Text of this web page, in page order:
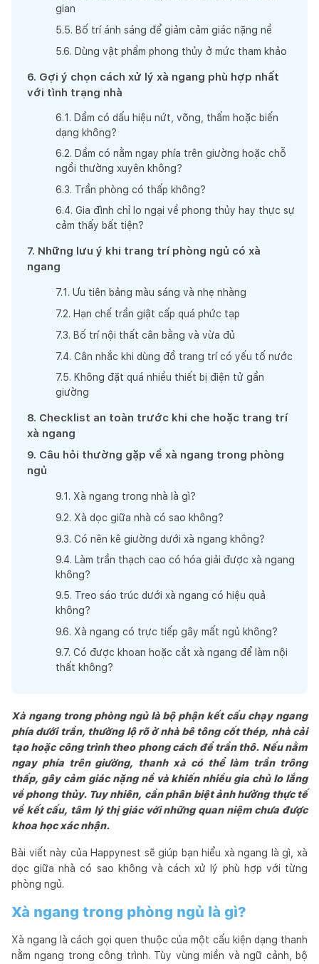
gian
5.5. Bố trí ánh sáng để giảm cảm giác nặng nề
5.6. Dùng vật phẩm phong thủy ở mức tham khảo
6. Gợi ý chọn cách xử lý xà ngang phù hợp nhất
với tình trạng nhà
6.1 . Dầm có dấu hiệu nứt, võng, thấm hoặc biến
dạng không?
6.2. Dầm có nằm ngay phía trên giường hoặc chỗ
ngồi thường xuyên không?
6.3. Trần phòng có thấp không?
6.4. Gia đình chỉ lo ngại về phong thủy hay thực sự
cảm thấy bất tiện?
7. Những lưu ý khi trang trí phòng ngủ có xà
ngang
7.1 . Ưu tiên bảng màu sáng và nhẹ nhàng
7.2. Hạn chế trần giật cấp quá phức tạp
7.3. Bố trí nội thất cân bằng và vừa đủ
7.4. Cân nhắc khi dùng đồ trang trí có yếu tố nước
7.5. Không đặt quá nhiều thiết bị điện tử gần
giường
8. Checklist an toàn trước khi che hoặc trang trí
xà ngang
9. Câu hỏi thường gặp về xà ngang trong phòng
ngủ
9.1 . Xà ngang trong nhà là gì?
9.2. Xà dọc giữa nhà có sao không?
9.3. Có nên kê giường dưới xà ngang không?
9.4. Làm trần thạch cao có hóa giải được xà ngang
không?
9.5. Treo sáo trúc dưới xà ngang có hiệu quả
không?
9.6. Xà ngang có trực tiếp gây mất ngủ không?
9.7. Có được khoan hoặc cắt xà ngang để làm nội
thất không?
Xà ngang trong phòng ngủ là bộ phận kết cấu chạy ngang
phía dưới trần, thường lộ rõ ở nhà bê tông cốt thép, nhà cải
tạo hoặc công trình theo phong cách để trần thô. Nếu nằm
ngay phía trên giường, thanh xà có thể làm trần trông
thấp, gây cảm giác nặng nề và khiến nhiều gia chủ lo lắng
về phong thủy. Tuy nhiên, cần phân biệt ảnh hưởng thực tế
về kết cấu, tâm lý thị giác với những quan niệm chưa được
khoa học xác nhận.
Bài viết này của Happynest sẽ giúp bạn hiểu xà ngang là gì, xà
dọc giữa nhà có sao không và cách xử lý phù hợp với từng
phòng ngủ.
Xà ngang trong phòng ngủ là gì?
Xà ngang là cách gọi quen thuộc của một cấu kiện dạng thanh
nằm ngang trong công trình. Tùy vùng miền và ngữ cảnh, bộ